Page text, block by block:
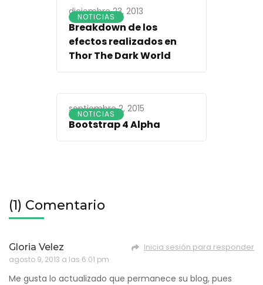
NOTICIAS
diciembre 23, 2013
Breakdown de los
efectos realizados en
Thor The Dark World
NOTICIAS
septiembre 2, 2015
Bootstrap 4 Alpha
(1) Comentario
Gloria Velez
agosto 9, 2013 a las 6:01 pm
Inicia sesión para responder
Me gusta lo actualizado que permanece su blog, pues